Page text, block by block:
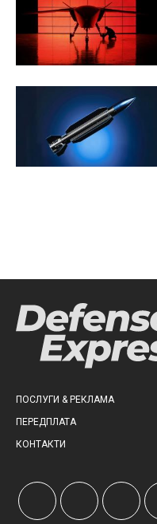
ПОСЛУГИ & РЕКЛАМА
ПЕРЕДПЛАТА
КОНТАКТИ